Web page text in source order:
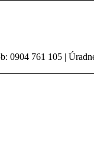
0904 761 105 |